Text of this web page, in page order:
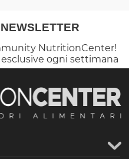
NutritionCenter!
ogni settimana